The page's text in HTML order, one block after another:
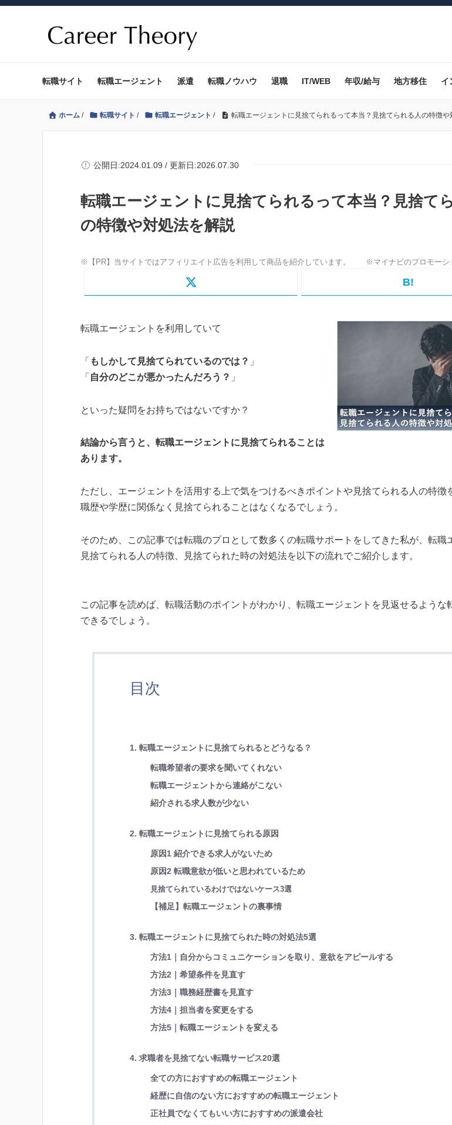
転職サイト 転職エージェント 派遣 転職ノウハウ 退職 IT/WEB 年収/給与 地方移住 イ
ホーム / 転職サイト / 転職エージェント / 転職エージェントに見捨てられるって本当？見捨てられる人の特徴や
公開日:2024.01.09 / 更新日:2026.07.30
転職エージェントに見捨てられるって本当？見捨て
の特徴や対処法を解説
B!
転職エージェントを利用していて
「 もしかして見捨てられているのでは？ 」
「 自分のどこが悪かったんだろう？ 」
といった疑問をお持ちではないですか？
結論から言うと、転職エージェントに見捨てられることは
あります。
ただし、エージェントを活用する上で気をつけるべきポイントや見捨てられる人の特徴
職歴や学歴に関係なく見捨てられることはなくなるでしょう。
そのため、この記事では転職のプロとして数多くの転職サポートをしてきた私が、転職
見捨てられる人の特徴、見捨てられた時の対処法を以下の流れでご紹介します。
この記事を読めば、転職活動のポイントがわかり、転職エージェントを見返せるような
できるでしょう。
目次
1. 転職エージェントに見捨てられるとどうなる？
転職希望者の要求を聞いてくれない
転職エージェントから連絡がこない
紹介される求人数が少ない
2. 転職エージェントに見捨てられる原因
原因1 紹介できる求人がないため
原因2 転職意欲が低いと思われているため
見捨てられているわけではないケース3選
【補足】転職エージェントの裏事情
3. 転職エージェントに見捨てられた時の対処法5選
方法1｜自分からコミュニケーションを取り、意欲をアピールする
方法2｜希望条件を見直す
方法3｜職務経歴書を見直す
方法4｜担当者を変更をする
方法5｜転職エージェントを変える
4. 求職者を見捨てない転職サービス20選
全ての方におすすめの転職エージェント
経歴に自信のない方におすすめの転職エージェント
正社員でなくてもいい方におすすめの派遣会社